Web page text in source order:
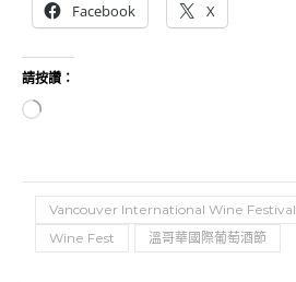
Facebook X
請按讚：
正在載入...
Vancouver International Wine Festival
Wine Fest
溫哥華國際葡萄酒節